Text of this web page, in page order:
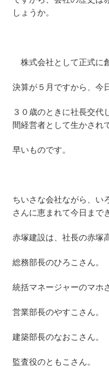
しょうか。
株式会社として正式に
決算が５月ですから、今
３０歳のときに社長交代
間経営者として生かされ
早いものです。
ちいさな会社ながら、い
さんに恵まれて今日まで
赤塚建設は、社長の赤塚
総務部長のひろこさん。
統括マネージャーのマホ
営業部長のやすこさん。
建築部長のなおこさん。
監査役のともこさん。